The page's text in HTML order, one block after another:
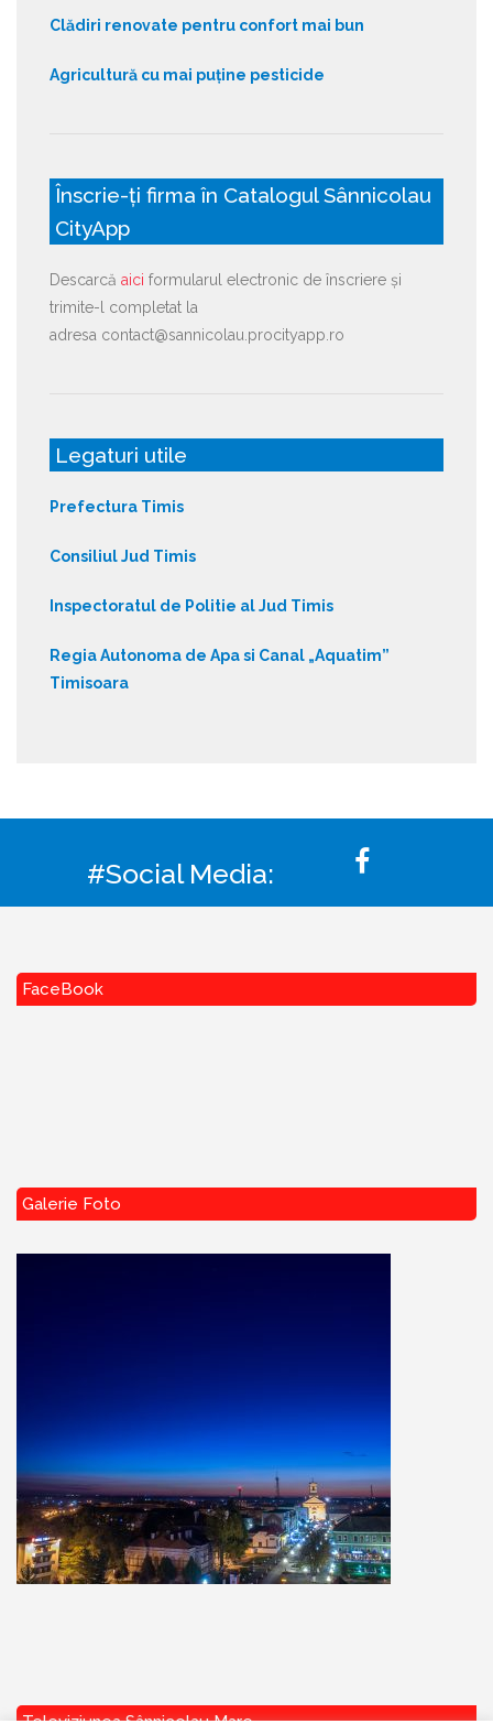
Clădiri renovate pentru confort mai bun
Agricultură cu mai puține pesticide
Înscrie-ți firma în Catalogul Sânnicolau
CityApp
Descarcă aici formularul electronic de înscriere și
trimite-l completat la
adresa contact@sannicolau.procityapp.ro
Legaturi utile
Prefectura Timis
Consiliul Jud Timis
Inspectoratul de Politie al Jud Timis
Regia Autonoma de Apa si Canal „Aquatim”
Timisoara
#Social Media:
FaceBook
Galerie Foto